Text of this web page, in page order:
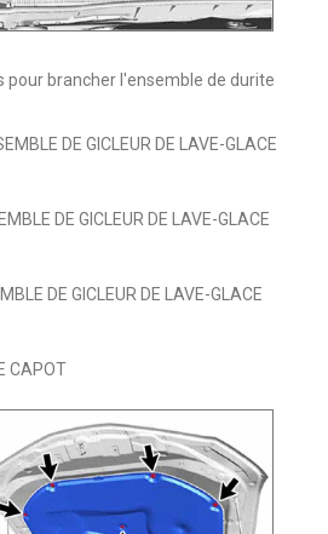
pour brancher l'ensemble de durite
DE GICLEUR DE LAVE-GLACE
DE GICLEUR DE LAVE-GLACE
DE GICLEUR DE LAVE-GLACE
CAPOT